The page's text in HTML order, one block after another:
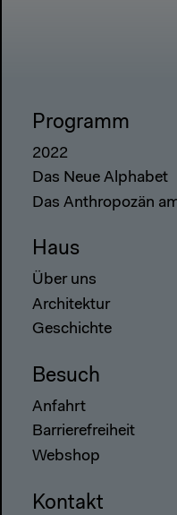
Programm
2022
Das Neue Alphabet
Das Anthropozän
Haus
Über uns
Architektur
Geschichte
Besuch
Anfahrt
Barrierefreiheit
Webshop
Kontakt